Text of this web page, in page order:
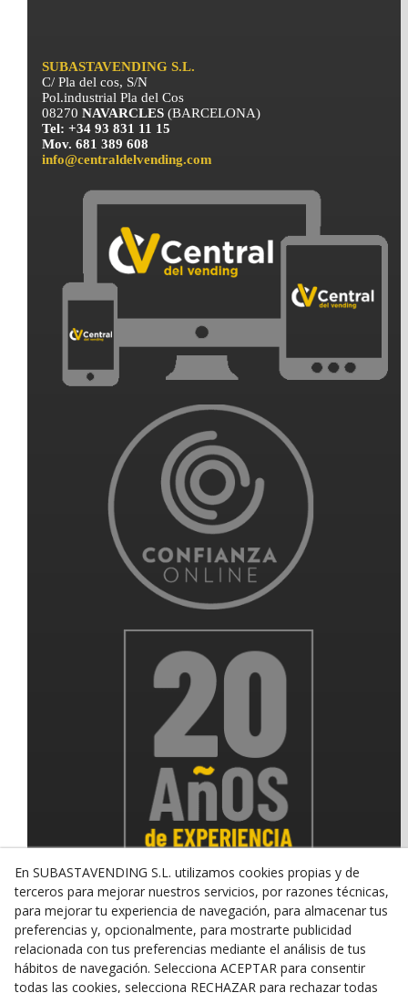
SUBASTAVENDING S.L.
C/ Pla del cos, S/N
Pol.industrial Pla del Cos
08270NAVARCLES(BARCELONA)
Tel: +34 93 831 11 15
Mov. 681 389 608
info@centraldelvending.com
© 08/2026 SUBASTAVENDING SL - Todos los derechos
Política de Privacidad Aviso Legal Política de Cookies
En SUBASTAVENDING S.L. utilizamos cookies propias y de
terceros para mejorar nuestros servicios, por razones técnicas,
para mejorar tu experiencia de navegación, para almacenar tus
preferencias y, opcionalmente, para mostrarte publicidad
relacionada con tus preferencias mediante el análisis de tus
hábitos de navegación. Selecciona ACEPTAR para consentir
todas las cookies, selecciona RECHAZAR para rechazar todas